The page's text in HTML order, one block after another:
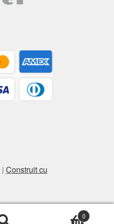
Construit cu
0